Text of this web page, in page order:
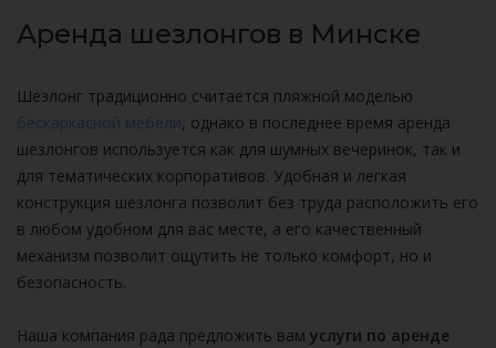
Аренда шезлонгов в Минске
Шезлонг традиционно считается пляжной моделью
бескаркасной мебели, однако в последнее время аренда
шезлонгов используется как для шумных вечеринок, так и
для тематических корпоративов. Удобная и легкая
конструкция шезлонга позволит без труда расположить его
в любом удобном для вас месте, а его качественный
механизм позволит ощутить не только комфорт, но и
безопасность.
Наша компания рада предложить вам услуги по аренде